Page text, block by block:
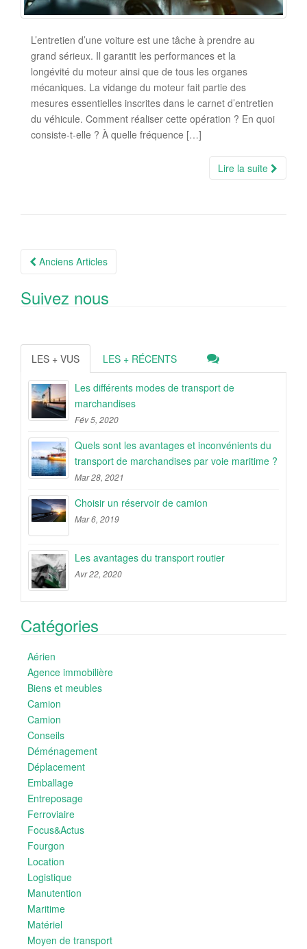
L’entretien d’une voiture est une tâche à prendre au
grand sérieux. Il garantit les performances et la
longévité du moteur ainsi que de tous les organes
mécaniques. La vidange du moteur fait partie des
mesures essentielles inscrites dans le carnet d’entretien
du véhicule. Comment réaliser cette opération ? En quoi
consiste-t-elle ? À quelle fréquence […]
Lire la suite
Navigation
Anciens Articles
Suivez nous
LES + VUS LES + RÉCENTS
Les différents modes de transport de
marchandises
Fév 5, 2020
Quels sont les avantages et inconvénients du
transport de marchandises par voie maritime ?
Mar 28, 2021
Choisir un réservoir de camion
Mar 6, 2019
Les avantages du transport routier
Avr 22, 2020
Catégories
Aérien
Agence immobilière
Biens et meubles
Camion
Camion
Conseils
Déménagement
Déplacement
Emballage
Entreposage
Ferroviaire
Focus&Actus
Fourgon
Location
Logistique
Manutention
Maritime
Matériel
Moyen de transport